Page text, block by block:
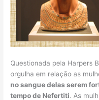
Questionada pela Harpers
orgulha em relação as
no sangue delas serem
tempo de Nefertiti. As